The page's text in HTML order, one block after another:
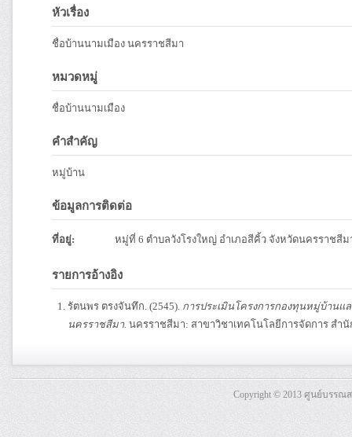
หัวเรื่อง
ชื่อบ้านนามเมือง นครราชสีมา
หมวดหมู่
ชื่อบ้านนามเมือง
คำสำคัญ
หมู่บ้าน
ข้อมูลการติดต่อ
ที่อยู่: หมู่ที่ 6 ตำบลวังโรงใหญ่ อำเภอสีคิ้ว จังหวัดนครราชสีม
รายการอ้างอิง
รัตนพร ตรงจันทึก. (2545). การประเมินโครงการกองทุนหมู่บ้านแ
นครราชสีมา. นครราชสีมา: สาขาวิชาเทคโนโลยีการจัดการ สำ
Copyright © 2013 ศูนย์บรร